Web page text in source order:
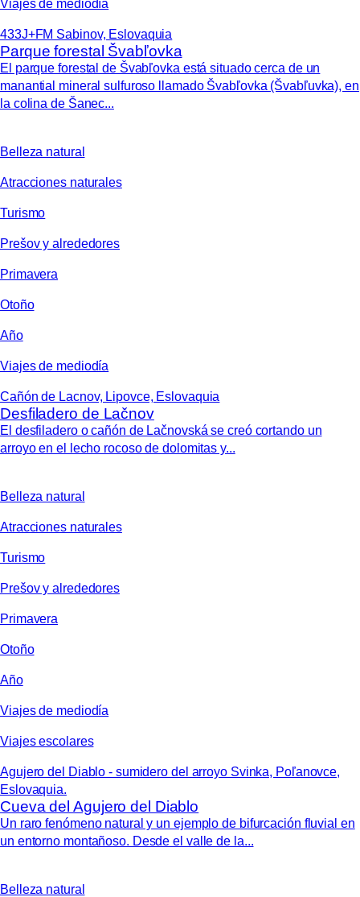
Viajes de mediodía
433J+FM Sabinov, Eslovaquia
Parque forestal Švabľovka
El parque forestal de Švabľovka está situado cerca de un
manantial mineral sulfuroso llamado Švabľovka (Švabľuvka), en
la colina de Šanec...
Belleza natural
Atracciones naturales
Turismo
Prešov y alrededores
Primavera
Otoño
Año
Viajes de mediodía
Cañón de Lacnov, Lipovce, Eslovaquia
Desfiladero de Lačnov
El desfiladero o cañón de Lačnovská se creó cortando un
arroyo en el lecho rocoso de dolomitas y...
Belleza natural
Atracciones naturales
Turismo
Prešov y alrededores
Primavera
Otoño
Año
Viajes de mediodía
Viajes escolares
Agujero del Diablo - sumidero del arroyo Svinka, Poľanovce,
Eslovaquia.
Cueva del Agujero del Diablo
Un raro fenómeno natural y un ejemplo de bifurcación fluvial en
un entorno montañoso. Desde el valle de la...
Belleza natural